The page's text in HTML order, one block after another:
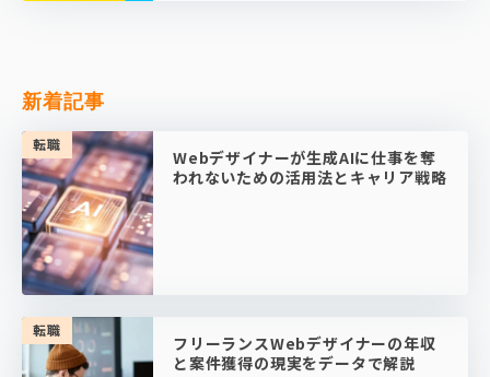
新着記事
転職
Webデザイナーが生成AIに仕事を奪
われないための活用法とキャリア戦略
転職
フリーランスWebデザイナーの年収
と案件獲得の現実をデータで解説